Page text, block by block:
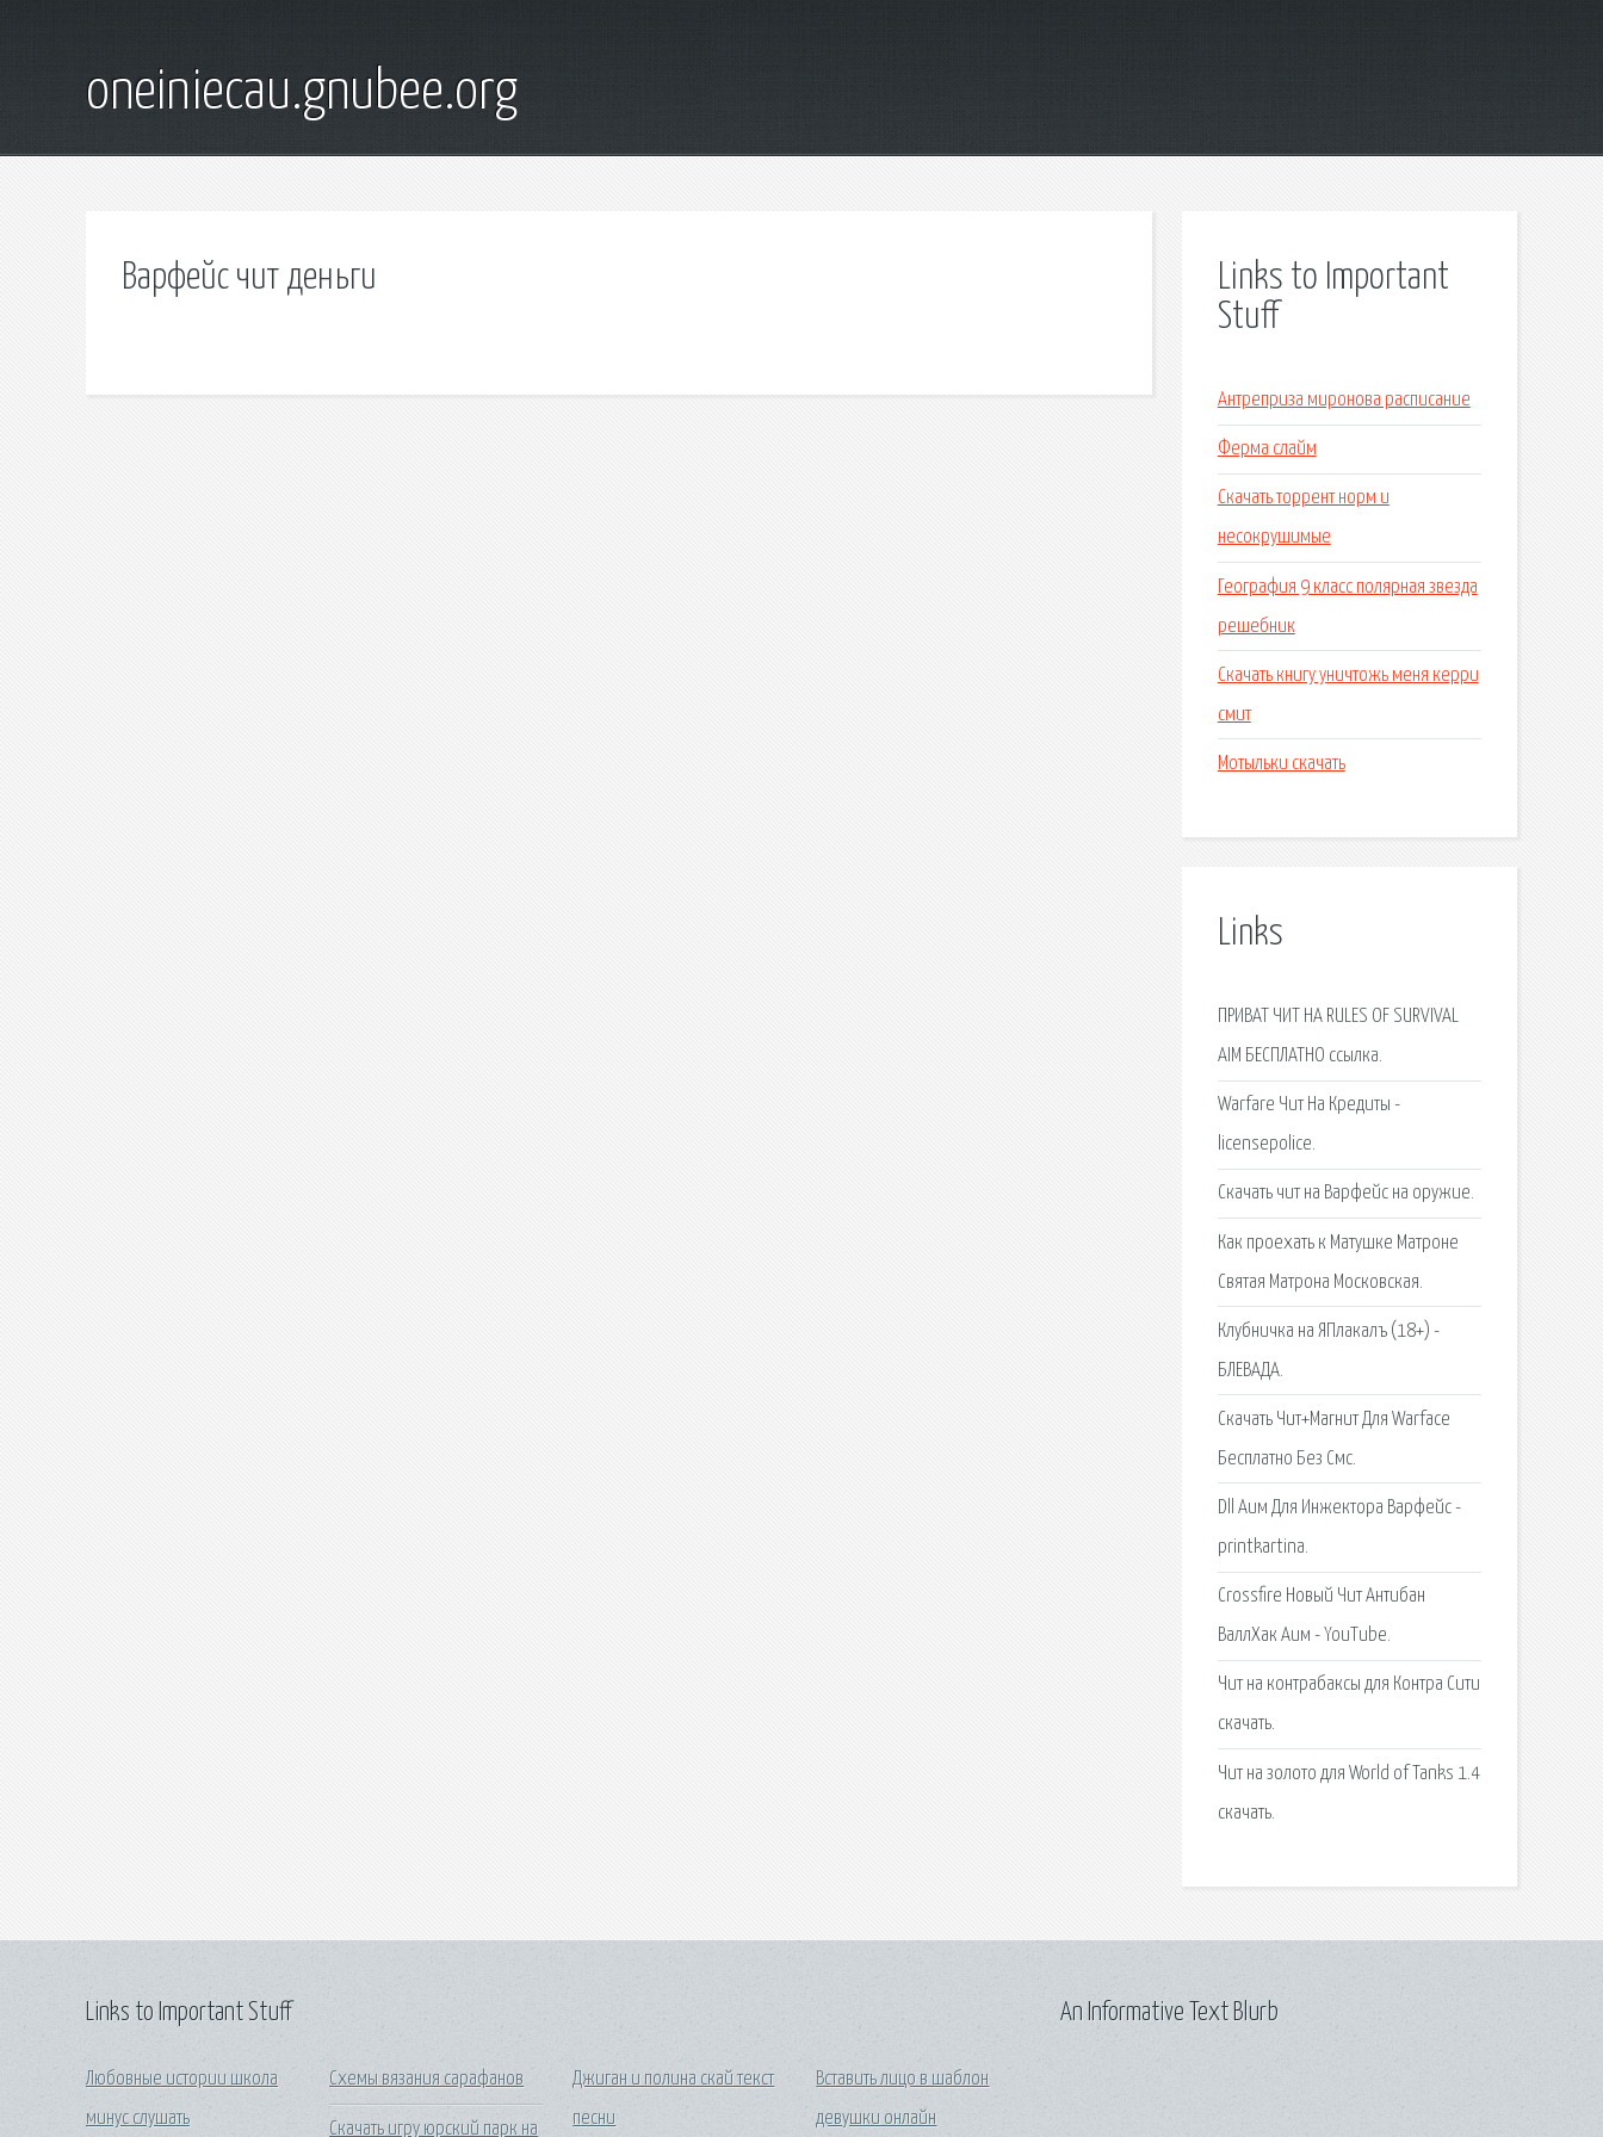
oneiniecau.gnubee.org
Варфейс чит деньги
Links to Important
Stuff
Антреприза миронова расписание
Ферма слайм
Скачать торрент норм и
несокрушимые
География 9 класс полярная звезда
решебник
Скачать книгу уничтожь меня керри
смит
Мотыльки скачать
Links
ПРИВАТ ЧИТ НА RULES OF SURVIVAL
AIM БЕСПЛАТНО ссылка.
Warfare Чит На Кредиты -
licensepolice.
Скачать чит на Варфейс на оружие.
Как проехать к Матушке Матроне
Святая Матрона Московская.
Клубничка на ЯПлакалъ (18+) -
БЛЕВАДА.
Скачать Чит+Магнит Для Warface
Бесплатно Без Смс.
Dll Аим Для Инжектора Варфейс -
printkartina.
Crossfire Новый Чит Антибан
ВаллХак Аим - YouTube.
Чит на контрабаксы для Контра Сити
скачать.
Чит на золото для World of Tanks 1.4
скачать.
Links to Important Stuff
Любовные истории школа
минус слушать
Схемы вязания сарафанов
Скачать игру юрский парк на
Джиган и полина скай текст
песни
Вставить лицо в шаблон
девушки онлайн
An Informative Text Blurb